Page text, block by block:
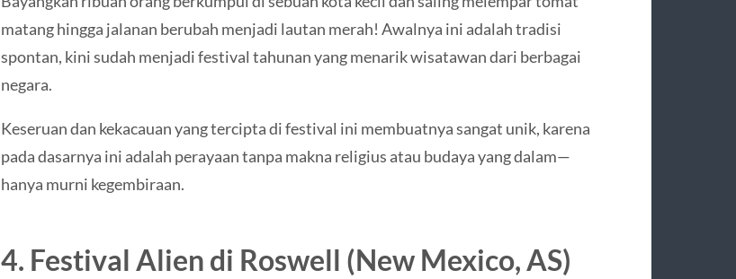
matang hingga jalanan berubah menjadi lautan merah! Awalnya ini adalah tradisi
spontan, kini sudah menjadi festival tahunan yang menarik wisatawan dari berbagai
negara.
Keseruan dan kekacauan yang tercipta di festival ini membuatnya sangat unik, karena
pada dasarnya ini adalah perayaan tanpa makna religius atau budaya yang dalam—
hanya murni kegembiraan.
4. Festival Alien di Roswell (New Mexico, AS)